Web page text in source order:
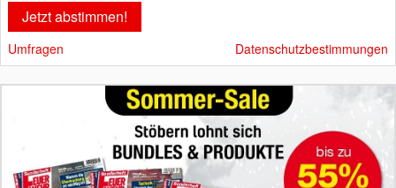
Umfragen Datenschutzbestimmungen